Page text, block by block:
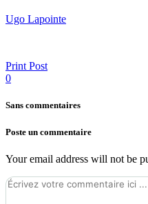
Ugo Lapointe
Print Post
0
Sans commentaires
Poste un commentaire
Your email address will not be